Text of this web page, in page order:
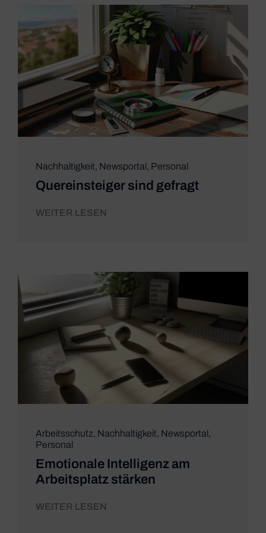
Nachhaltigkeit, Newsportal, Personal
Quereinsteiger sind gefragt
WEITER LESEN
Arbeitsschutz, Nachhaltigkeit, Newsportal,
Personal
Emotionale Intelligenz am
Arbeitsplatz stärken
WEITER LESEN